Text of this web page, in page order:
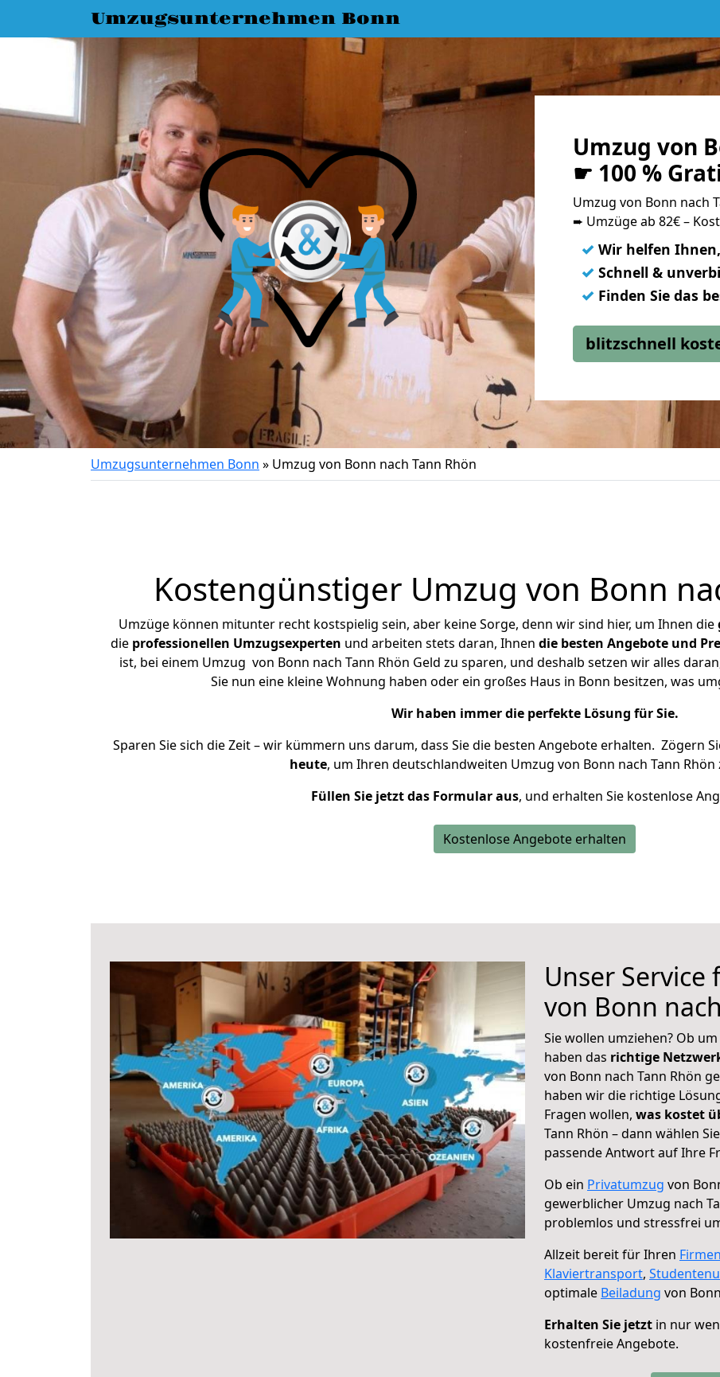
Umzugsunternehmen Bonn
Umzug von
☛ 100 %
Umzug von Bonn nach
➨ Umzüge ab 82€ –
✓ Wir helfen
✓ Schnell &
✓ Finden Sie das
blitzschnell
Umzugsunternehmen Bonn » Umzug von Bonn nach Tann Rhön
Kostengünstiger Umzug von Bonn
Umzüge können mitunter recht kostspielig sein, aber keine Sorge, denn wir sind hier, um Ihnen die
die professionellen Umzugsexperten und arbeiten stets daran, Ihnen die besten Angebote und
ist, bei einem Umzug von Bonn nach Tann Rhön Geld zu sparen, und deshalb setzen wir alles
Sie nun eine kleine Wohnung haben oder ein großes Haus in Bonn besitzen, was
Wir haben immer die perfekte Lösung für Sie.
Sparen Sie sich die Zeit – wir kümmern uns darum, dass Sie die besten Angebote erhalten. Zögern
heute, um Ihren deutschlandweiten Umzug von Bonn nach Tann Rhön
Füllen Sie jetzt das Formular aus, und erhalten Sie kostenlose
Kostenlose Angebote erhalten
Unser
von Bonn
Sie wollen umziehen? Ob
haben das richtige
von Bonn nach Tann Rhön
haben wir die richtige
Fragen wollen, was kostet
Tann Rhön – dann wählen
passende Antwort auf Ihre
Ob ein Privatumzug von
gewerblicher Umzug nach
problemlos und stressfrei
Allzeit bereit für Ihren
Klaviertransport,
optimale Beiladung von
Erhalten Sie jetzt in nur
kostenfreie Angebote.